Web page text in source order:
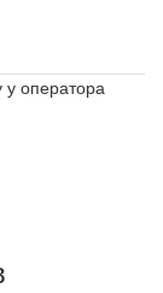
оператора